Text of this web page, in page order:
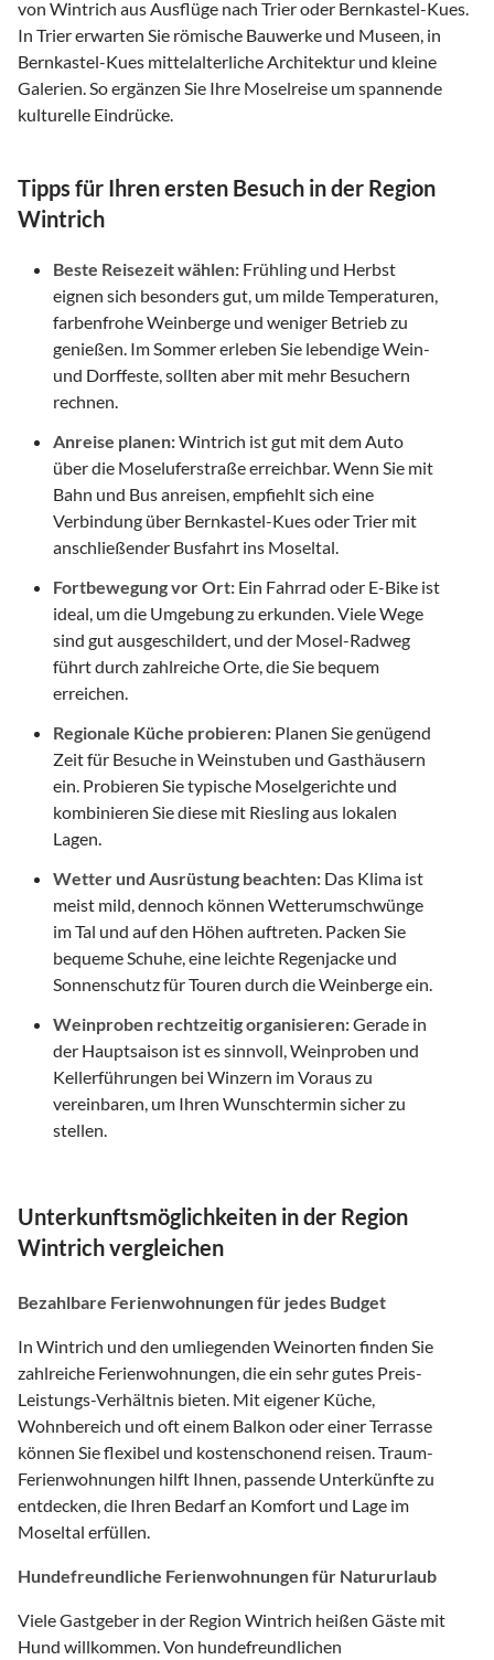
von Wintrich aus Ausflüge nach Trier oder Bernkastel-Kues.
In Trier erwarten Sie römische Bauwerke und Museen, in
Bernkastel-Kues mittelalterliche Architektur und kleine
Galerien. So ergänzen Sie Ihre Moselreise um spannende
kulturelle Eindrücke.
Tipps für Ihren ersten Besuch in der Region
Wintrich
Beste Reisezeit wählen: Frühling und Herbst
eignen sich besonders gut, um milde Temperaturen,
farbenfrohe Weinberge und weniger Betrieb zu
genießen. Im Sommer erleben Sie lebendige Wein-
und Dorffeste, sollten aber mit mehr Besuchern
rechnen.
Anreise planen:Wintrich ist gut mit dem Auto
über die Moseluferstraße erreichbar. Wenn Sie mit
Bahn und Bus anreisen, empfiehlt sich eine
Verbindung über Bernkastel-Kues oder Trier mit
anschließender Busfahrt ins Moseltal.
Fortbewegung vor Ort: Ein Fahrrad oder E-Bike ist
ideal, um die Umgebung zu erkunden. Viele Wege
sind gut ausgeschildert, und der Mosel-Radweg
führt durch zahlreiche Orte, die Sie bequem
erreichen.
Regionale Küche probieren: Planen Sie genügend
Zeit für Besuche in Weinstuben und Gasthäusern
ein. Probieren Sie typische Moselgerichte und
kombinieren Sie diese mit Riesling aus lokalen
Lagen.
Wetter und Ausrüstung beachten: Das Klima ist
meist mild, dennoch können Wetterumschwünge
im Tal und auf den Höhen auftreten. Packen Sie
bequeme Schuhe, eine leichte Regenjacke und
Sonnenschutz für Touren durch die Weinberge ein.
Weinproben rechtzeitig organisieren:Gerade in
der Hauptsaison ist es sinnvoll, Weinproben und
Kellerführungen bei Winzern im Voraus zu
vereinbaren, um Ihren Wunschtermin sicher zu
stellen.
Unterkunftsmöglichkeiten in der Region
Wintrich vergleichen
Bezahlbare Ferienwohnungen für jedes Budget
In Wintrich und den umliegenden Weinorten finden Sie
zahlreiche Ferienwohnungen, die ein sehr gutes Preis-
Leistungs-Verhältnis bieten. Mit eigener Küche,
Wohnbereich und oft einem Balkon oder einer Terrasse
können Sie flexibel und kostenschonend reisen. Traum-
Ferienwohnungen hilft Ihnen, passende Unterkünfte zu
entdecken, die Ihren Bedarf an Komfort und Lage im
Moseltal erfüllen.
Hundefreundliche Ferienwohnungen für Natururlaub
Viele Gastgeber in der Region Wintrich heißen Gäste mit
Hund willkommen. Von hundefreundlichen